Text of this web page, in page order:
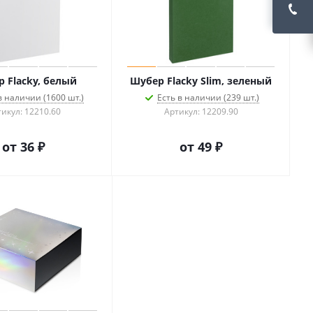
Flacky, белый
наличии (1600 шт.)
12210.60
от 36 ₽
Шубер Flacky Slim, зеленый
Есть в наличии (239 шт.)
Артикул: 12209.90
от 49 ₽